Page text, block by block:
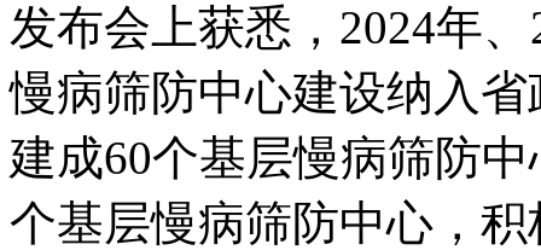
发布会上获悉，2024年
慢病筛防中心建设纳入
建成60个基层慢病筛防
个基层慢病筛防中心，